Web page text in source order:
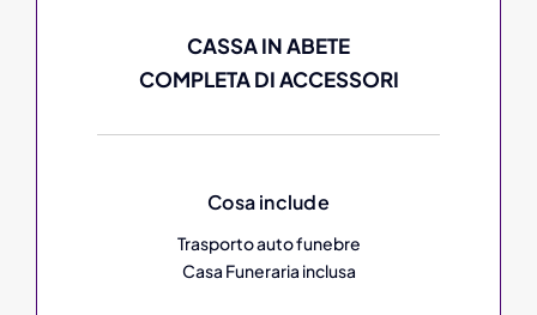
CASSA IN ABETE
COMPLETA DI ACCESSORI
Cosa include
Trasporto auto funebre
Casa Funeraria inclusa